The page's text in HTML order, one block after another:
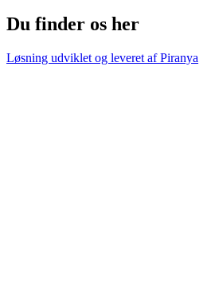
Du finder os her
Løsning udviklet og leveret afPiranya